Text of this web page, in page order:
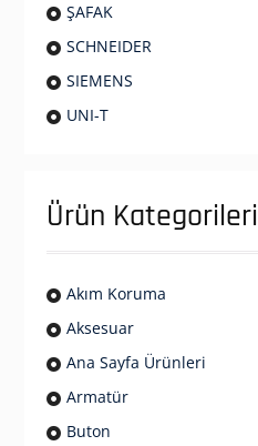
ŞAFAK
SCHNEIDER
SIEMENS
UNI-T
Ürün Kategorileri
Akım Koruma
Aksesuar
Ana Sayfa Ürünleri
Armatür
Buton